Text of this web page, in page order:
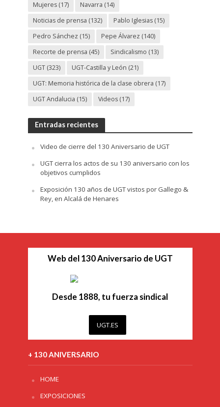
Mujeres(17) Navarra (14)
Noticias de prensa (132) Pablo Iglesias(15)
Pedro Sánchez (15) Pepe Álvarez (140)
Recorte de prensa (45) Sindicalismo (13)
UGT(323) UGT-Castilla y León (21)
UGT: Memoria histórica de la clase obrera (17)
UGT Andalucia (15) Videos(17)
Entradas recientes
Video de cierre del 130 Aniversario de UGT
UGT cierra los actos de su 130 aniversario con los
objetivos cumplidos
Exposición 130 años de UGT vistos por Gallego &
Rey, en Alcalá de Henares
Web del 130 Aniversario de UGT
Desde 1888, tu fuerza sindical
UGT.ES
+ 130 ANIVERSARIO
HOME
EXPOSICIONES